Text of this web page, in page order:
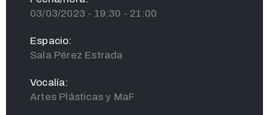
03/03/2023 - 19:30 - 21:00
Espacio:
Sala Pérez Estrada
Vocalía:
Artes Plásticas y MaF